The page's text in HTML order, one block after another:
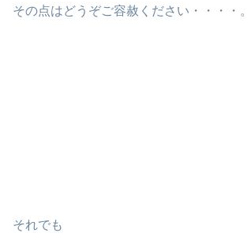
その点はどうぞご容赦ください・・・・。
それでも